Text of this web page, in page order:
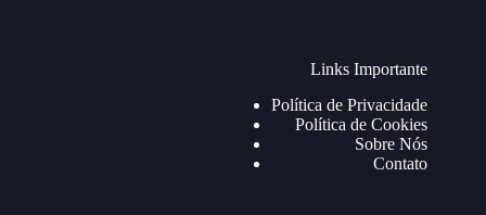
Links Importante
Política de Privacidade
Política de Cookies
Sobre Nós
Contato